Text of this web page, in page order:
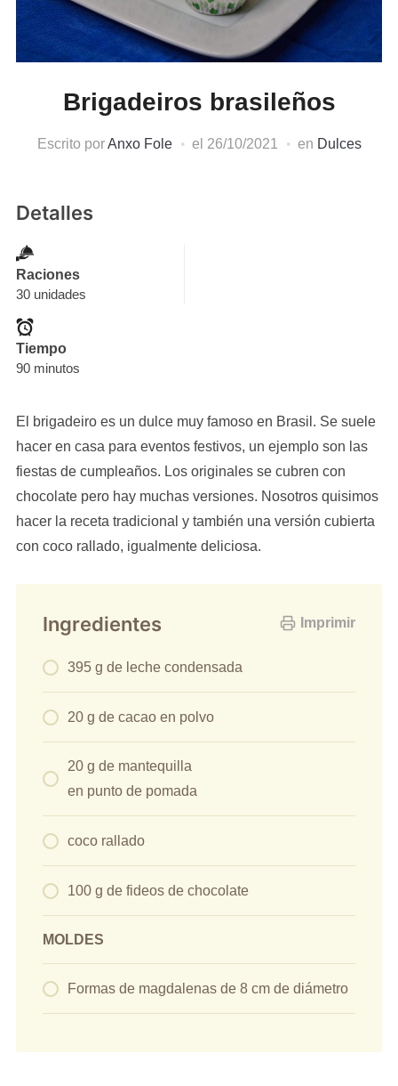
Brigadeiros brasileños
Escrito porAnxo Fole el 26/10/2021 en Dulces
Detalles
Raciones
30 unidades
Tiempo
90 minutos
El brigadeiro es un dulce muy famoso en Brasil. Se suele
hacer en casa para eventos festivos, un ejemplo son las
fiestas de cumpleaños. Los originales se cubren con
chocolate pero hay muchas versiones. Nosotros quisimos
hacer la receta tradicional y también una versión cubierta
con coco rallado, igualmente deliciosa.
Imprimir
Ingredientes
395 g de leche condensada
20 g de cacao en polvo
20 g de mantequilla
en punto de pomada
coco rallado
100 g de fideos de chocolate
MOLDES
Formas de magdalenas de 8 cm de diámetro